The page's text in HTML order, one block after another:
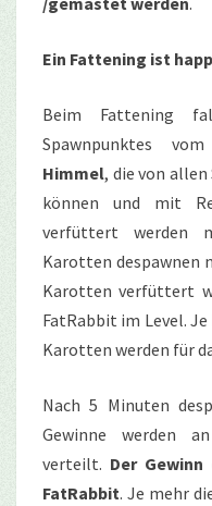
Ein Fattening ist
Beim Fattening
Spawnpunktes
Himmel, die von
können und mit
verfüttert werden
Karotten despawnen
Karotten verfüttert
FatRabbit im Level.
Karotten werden für
Nach 5 Minuten
Gewinne werden
verteilt. Der
FatRabbit. Je mehr